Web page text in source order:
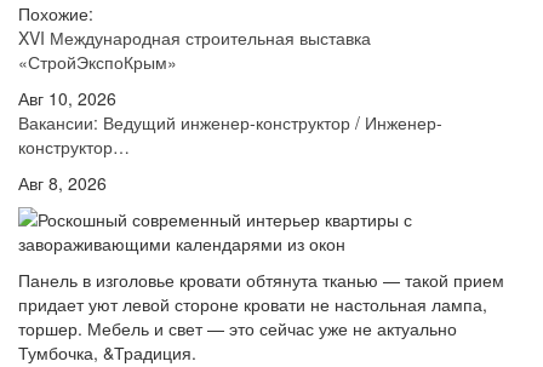
Похожие:
XVI Международная строительная выставка
«СтройЭкспоКрым»
Авг 10, 2026
Вакансии: Ведущий инженер-конструктор / Инженер-
конструктор…
Авг 8, 2026
Панель в изголовье кровати обтянута тканью — такой прием
придает уют левой стороне кровати не настольная лампа,
торшер. Мебель и свет — это сейчас уже не актуально
Тумбочка, &Традиция.